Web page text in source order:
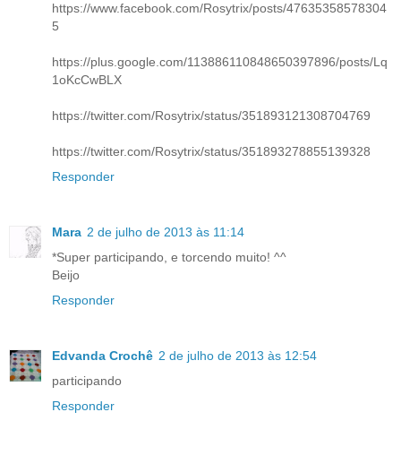
https://www.facebook.com/Rosytrix/posts/47635358578304
5
https://plus.google.com/113886110848650397896/posts/Lq
1oKcCwBLX
https://twitter.com/Rosytrix/status/351893121308704769
https://twitter.com/Rosytrix/status/351893278855139328
Responder
Mara 2 de julho de 2013 às 11:14
*Super participando, e torcendo muito! ^^
Beijo
Responder
Edvanda Crochê 2 de julho de 2013 às 12:54
participando
Responder